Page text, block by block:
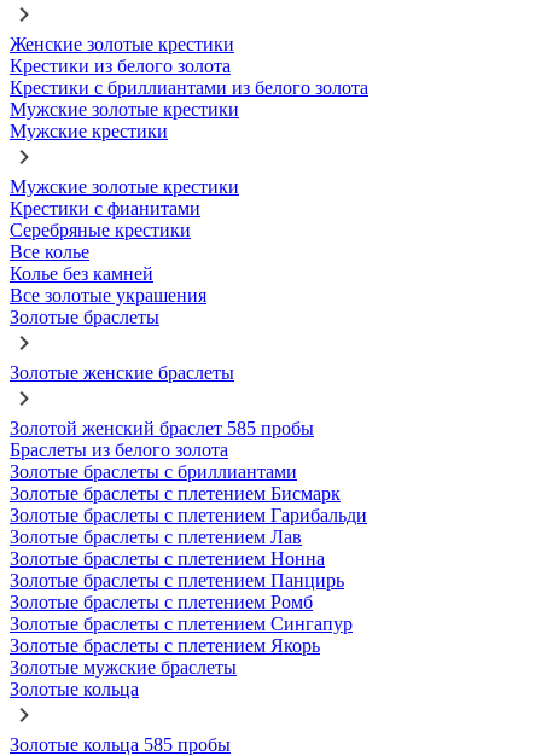
Женские золотые крестики
Крестики из белого золота
Крестики с бриллиантами из белого золота
Мужские золотые крестики
Мужские крестики
Мужские золотые крестики
Крестики с фианитами
Серебряные крестики
Все колье
Колье без камней
Все золотые украшения
Золотые браслеты
Золотые женские браслеты
Золотой женский браслет 585 пробы
Браслеты из белого золота
Золотые браслеты с бриллиантами
Золотые браслеты с плетением Бисмарк
Золотые браслеты с плетением Гарибальди
Золотые браслеты с плетением Лав
Золотые браслеты с плетением Нонна
Золотые браслеты с плетением Панцирь
Золотые браслеты с плетением Ромб
Золотые браслеты с плетением Сингапур
Золотые браслеты с плетением Якорь
Золотые мужские браслеты
Золотые кольца
Золотые кольца 585 пробы